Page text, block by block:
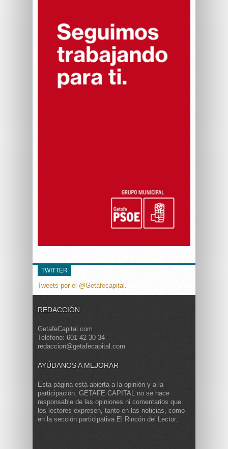
TWITTER
Tweets por el @Getafecapital.
REDACCIÓN
GetafeCapital.com
Teléfono: 601 42 30 34
redaccion@getafecapital.com
AYÚDANOS A MEJORAR
Esta página está abierta a la opinión y a la
participación. GETAFE CAPITAL no se hace
responsable de las opiniones ni comentarios que
los lectores expresen, tanto en las noticias, como
en la sección participativa El Rincón del Lector.